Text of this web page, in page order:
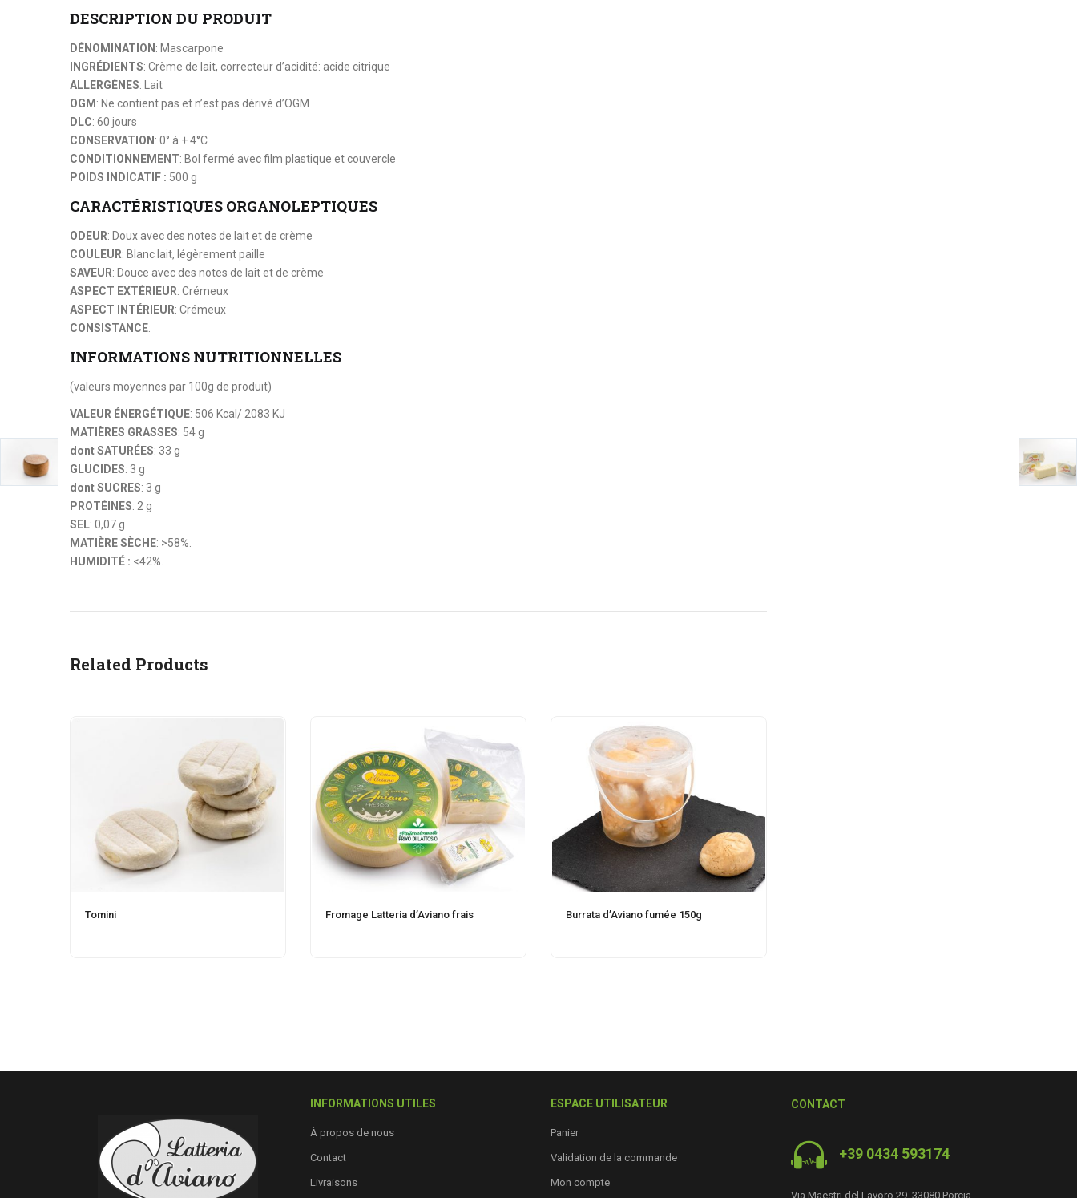
DESCRIPTION DU PRODUIT
DÉNOMINATION: Mascarpone
INGRÉDIENTS: Crème de lait, correcteur d’acidité: acide citrique
ALLERGÈNES: Lait
OGM: Ne contient pas et n’est pas dérivé d’OGM
DLC: 60 jours
CONSERVATION: 0° à + 4°C
CONDITIONNEMENT: Bol fermé avec film plastique et couvercle
POIDS INDICATIF : 500 g
CARACTÉRISTIQUES ORGANOLEPTIQUES
ODEUR: Doux avec des notes de lait et de crème
COULEUR: Blanc lait, légèrement paille
SAVEUR: Douce avec des notes de lait et de crème
ASPECT EXTÉRIEUR: Crémeux
ASPECT INTÉRIEUR: Crémeux
CONSISTANCE:
INFORMATIONS NUTRITIONNELLES
(valeurs moyennes par 100g de produit)
VALEUR ÉNERGÉTIQUE: 506 Kcal/ 2083 KJ
MATIÈRES GRASSES: 54 g
dont SATURÉES: 33 g
GLUCIDES: 3 g
dont SUCRES: 3 g
PROTÉINES: 2 g
SEL: 0,07 g
MATIÈRE SÈCHE: >58%.
HUMIDITÉ : <42%.
Related Products
Tomini Fromage Latteria d’Aviano frais Burrata d’Aviano fumée 150g
INFORMATIONS UTILES
À propos de nous
Contact
Livraisons
ESPACE UTILISATEUR
Panier
Validation de la commande
Mon compte
CONTACT
+39 0434 593174
Via Maestri del Lavoro 29, 33080 Porcia -